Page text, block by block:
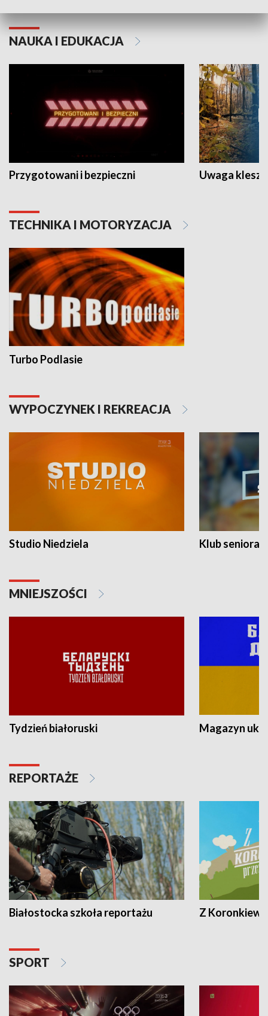
NAUKA I EDUKACJA
Przygotowani i bezpieczni Uwaga
TECHNIKA I MOTORYZACJA
Turbo Podlasie
WYPOCZYNEK I REKREACJA
Studio Niedziela Klub seniora
MNIEJSZOŚCI
Tydzień białoruski Magazyn
REPORTAŻE
Białostocka szkoła reportażu Z
SPORT